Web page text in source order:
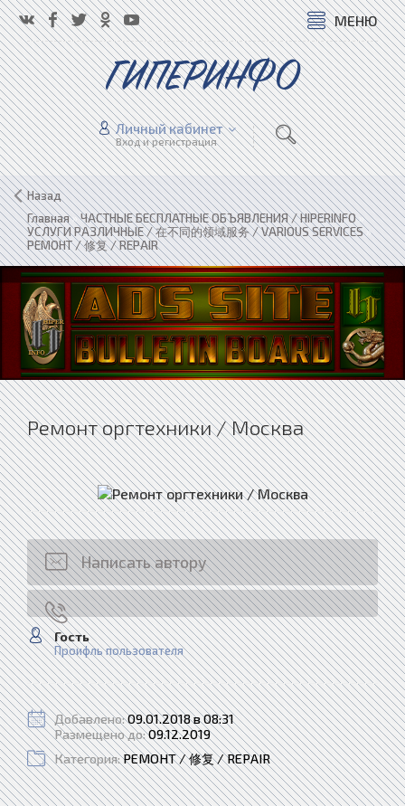
МЕНЮ
ГИПЕРИНФО
Личный кабинет
Вход и регистрация
Назад
Главная»ЧАСТНЫЕ БЕСПЛАТНЫЕ ОБЪЯВЛЕНИЯ / HIPERINFO»
УСЛУГИ РАЗЛИЧНЫЕ / 在不同的领域服务 / VARIOUS SERVICES»
РЕМОНТ / 修复 / REPAIR
Ремонт оргтехники / Москва
Написать автору
Гость
Проифль пользователя
Добавлено:09.01.2018 в 08:31
Размещено до:09.12.2019
Категория:РЕМОНТ / 修复 / REPAIR